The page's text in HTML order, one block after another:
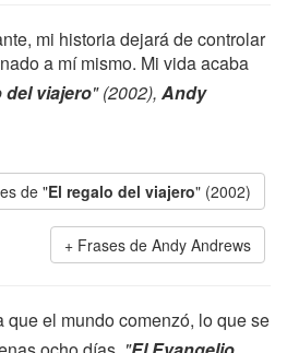
mi historia dejará de controlar
a mí mismo. Mi vida acaba
del viajero" (2002), Andy
de "El regalo del viajero" (2002)
Frases de Andy Andrews
que el mundo comenzó, lo que se